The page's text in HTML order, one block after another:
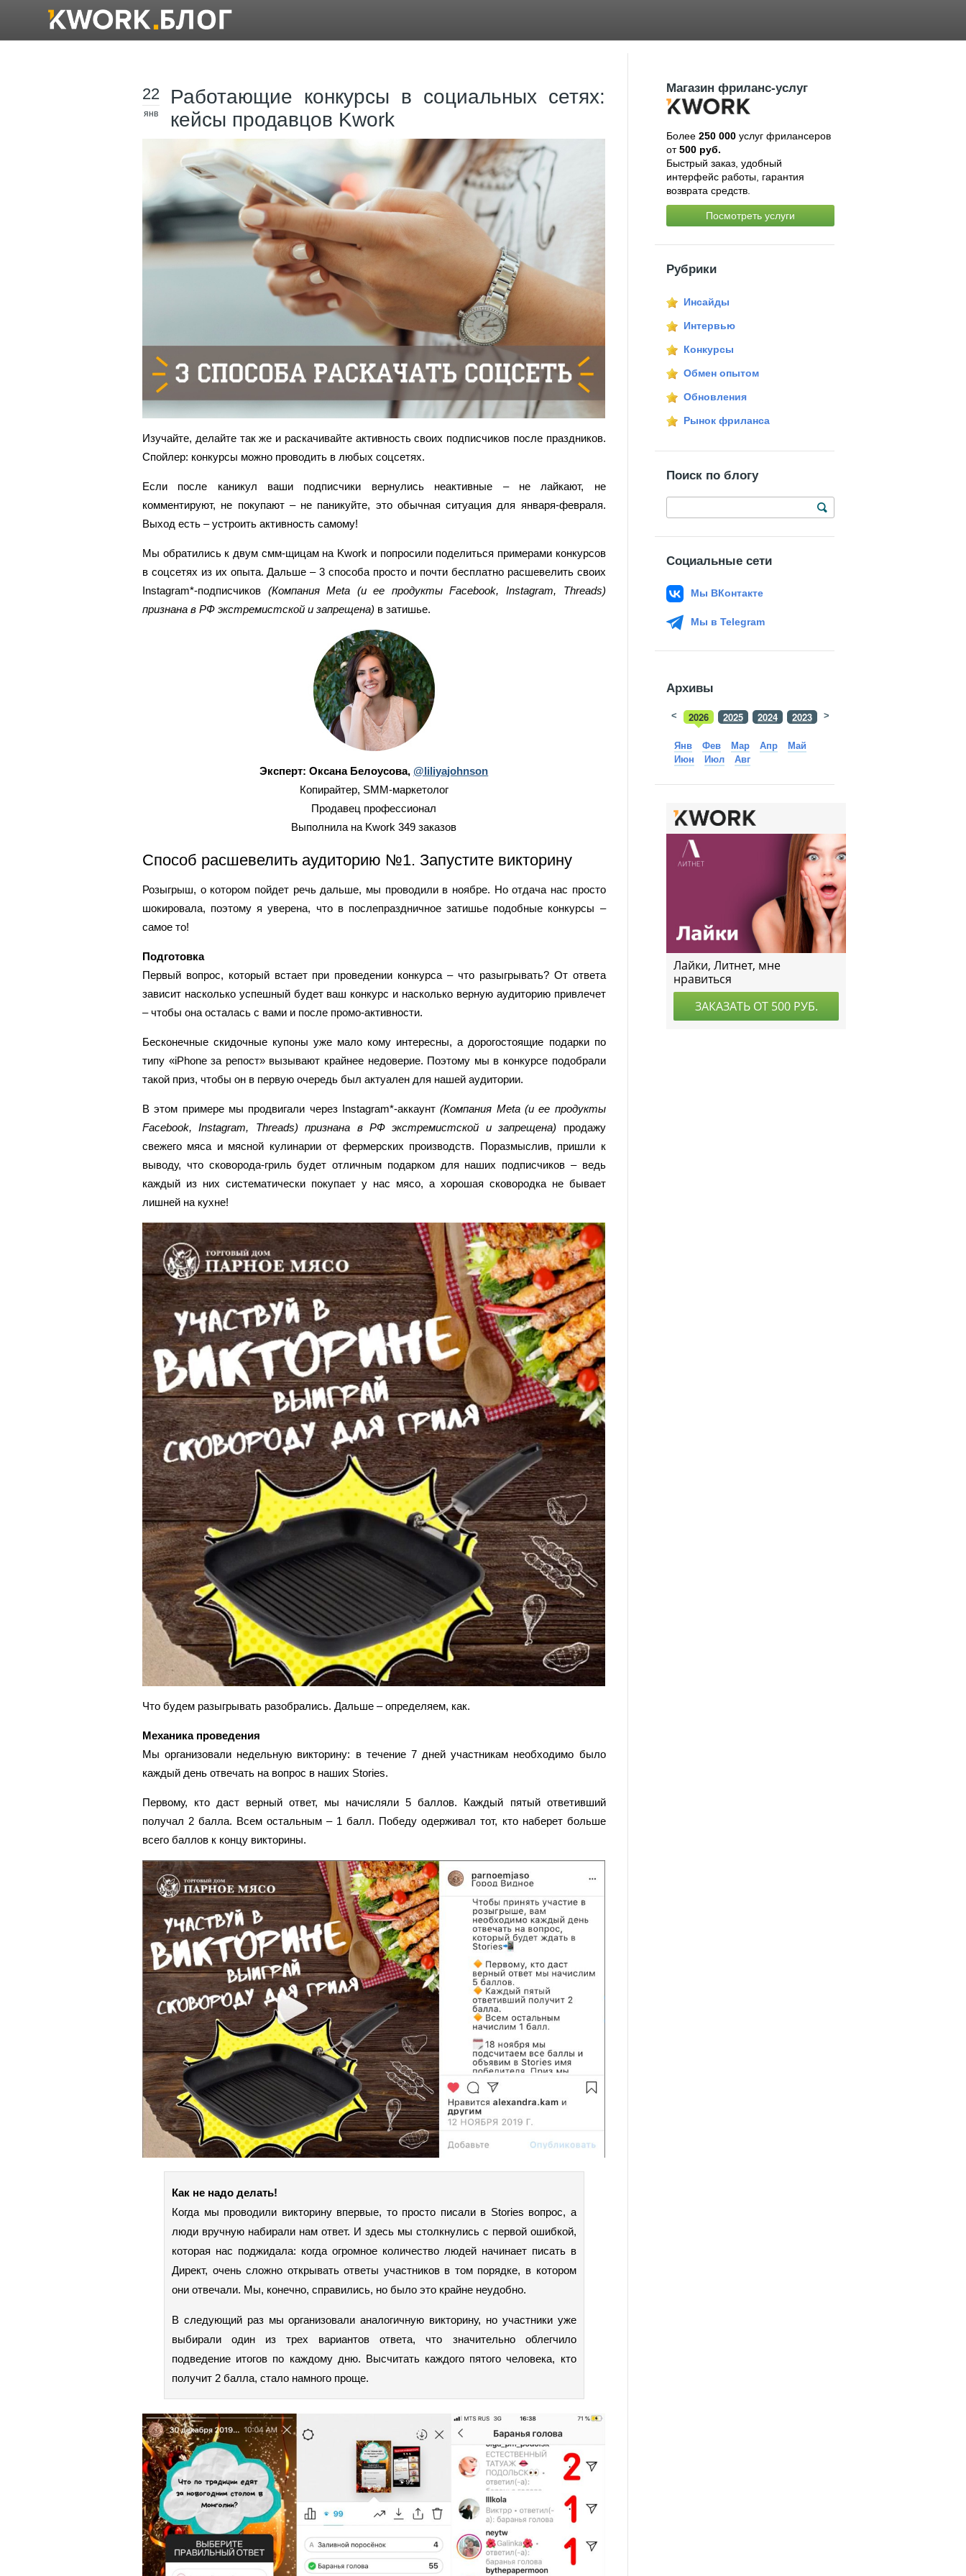
22
янв
Работающие конкурсы в социальных сетях:
кейсы продавцов Kwork
Изучайте, делайте так же и раскачивайте активность своих подписчиков после праздников.
Спойлер: конкурсы можно проводить в любых соцсетях.
Если после каникул ваши подписчики вернулись неактивные – не лайкают, не
комментируют, не покупают – не паникуйте, это обычная ситуация для января-февраля.
Выход есть – устроить активность самому!
Мы обратились к двум смм-щицам на Kwork и попросили поделиться примерами конкурсов
в соцсетях из их опыта. Дальше – 3 способа просто и почти бесплатно расшевелить своих
Instagram*-подписчиков (Компания Meta (и ее продукты Facebook, Instagram, Threads)
признана в РФ экстремистской и запрещена) в затишье.
Эксперт: Оксана Белоусова, @liliyajohnson
Копирайтер, SMM-маркетолог
Продавец профессионал
Выполнила на Kwork 349 заказов
Способ расшевелить аудиторию №1. Запустите викторину
Розыгрыш, о котором пойдет речь дальше, мы проводили в ноябре. Но отдача нас просто
шокировала, поэтому я уверена, что в послепраздничное затишье подобные конкурсы –
самое то!
Подготовка
Первый вопрос, который встает при проведении конкурса – что разыгрывать? От ответа
зависит насколько успешный будет ваш конкурс и насколько верную аудиторию привлечет
– чтобы она осталась с вами и после промо-активности.
Бесконечные скидочные купоны уже мало кому интересны, а дорогостоящие подарки по
типу «iPhone за репост» вызывают крайнее недоверие. Поэтому мы в конкурсе подобрали
такой приз, чтобы он в первую очередь был актуален для нашей аудитории.
В этом примере мы продвигали через Instagram*-аккаунт(Компания Meta (и ее продукты
Facebook, Instagram, Threads) признана в РФ экстремистской и запрещена) продажу
свежего мяса и мясной кулинарии от фермерских производств. Поразмыслив, пришли к
выводу, что сковорода-гриль будет отличным подарком для наших подписчиков – ведь
каждый из них систематически покупает у нас мясо, а хорошая сковородка не бывает
лишней на кухне!
Что будем разыгрывать разобрались. Дальше – определяем, как.
Механика проведения
Мы организовали недельную викторину: в течение 7 дней участникам необходимо было
каждый день отвечать на вопрос в наших Stories.
Первому, кто даст верный ответ, мы начисляли 5 баллов. Каждый пятый ответивший
получал 2 балла. Всем остальным – 1 балл. Победу одерживал тот, кто наберет больше
всего баллов к концу викторины.
Как не надо делать!
Когда мы проводили викторину впервые, то просто писали в Stories вопрос, а
люди вручную набирали нам ответ. И здесь мы столкнулись с первой ошибкой,
которая нас поджидала: когда огромное количество людей начинает писать в
Директ, очень сложно открывать ответы участников в том порядке, в котором
они отвечали. Мы, конечно, справились, но было это крайне неудобно.
В следующий раз мы организовали аналогичную викторину, но участники уже
выбирали один из трех вариантов ответа, что значительно облегчило
подведение итогов по каждому дню. Высчитать каждого пятого человека, кто
получит 2 балла, стало намного проще.
Магазин фриланс-услуг
Более 250 000услуг фрилансеров
от500 руб.
Быстрый заказ, удобный
интерфейс работы, гарантия
возврата средств.
Посмотреть услуги
Рубрики
Инсайды
Интервью
Конкурсы
Обмен опытом
Обновления
Рынок фриланса
Поиск по блогу
Социальные сети
Мы ВКонтакте
Мы в Telegram
Архивы
2026 2025 2024 2023 2022
< >
Янв Фев Мар Апр
Май
Июн
Июл Авг